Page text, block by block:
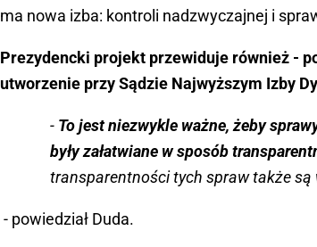
ma nowa izba: kontroli nadzwyczajnej i
Prezydencki projekt przewiduje również -
utworzenie przy Sądzie Najwyższym Izby
- To jest niezwykle ważne, żeby
były załatwiane w sposób
transparentności tych spraw także
- powiedział Duda.